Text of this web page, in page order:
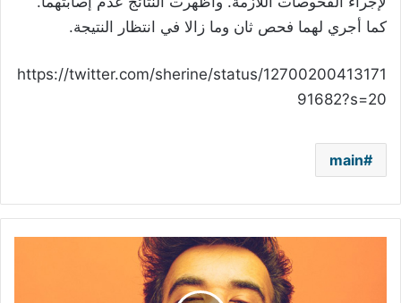
كما أجري لهما فحص ثان وما زالا في انتظار النتيجة.
https://twitter.com/sherine/status/12700200413171
91682?s=20
main